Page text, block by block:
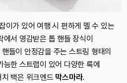
이가 있어 여행 시 편하게 멜 수 있는
에서 영감받은 톱 핸들 장식이
핸들이 안정감을 주는 스트링 형태의
능한 스트랩이 있어 다양한 룩에
백은 위크엔드 막스마라.